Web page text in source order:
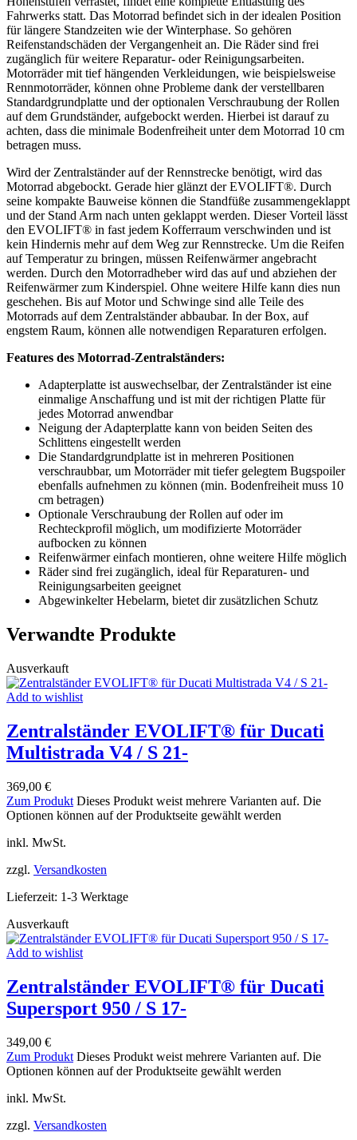
Fahrwerks statt. Das Motorrad befindet sich in der idealen Position
für längere Standzeiten wie der Winterphase. So gehören
Reifenstandschäden der Vergangenheit an. Die Räder sind frei
zugänglich für weitere Reparatur- oder Reinigungsarbeiten.
Motorräder mit tief hängenden Verkleidungen, wie beispielsweise
Rennmotorräder, können ohne Probleme dank der verstellbaren
Standardgrundplatte und der optionalen Verschraubung der Rollen
auf dem Grundständer, aufgebockt werden. Hierbei ist darauf zu
achten, dass die minimale Bodenfreiheit unter dem Motorrad 10 cm
betragen muss.
Wird der Zentralständer auf der Rennstrecke benötigt, wird das
Motorrad abgebockt. Gerade hier glänzt der EVOLIFT®. Durch
seine kompakte Bauweise können die Standfüße zusammengeklappt
und der Stand Arm nach unten geklappt werden. Dieser Vorteil lässt
den EVOLIFT® in fast jedem Kofferraum verschwinden und ist
kein Hindernis mehr auf dem Weg zur Rennstrecke. Um die Reifen
auf Temperatur zu bringen, müssen Reifenwärmer angebracht
werden. Durch den Motorradheber wird das auf und abziehen der
Reifenwärmer zum Kinderspiel. Ohne weitere Hilfe kann dies nun
geschehen. Bis auf Motor und Schwinge sind alle Teile des
Motorrads auf dem Zentralständer abbaubar. In der Box, auf
engstem Raum, können alle notwendigen Reparaturen erfolgen.
Features des Motorrad-Zentralständers:
Adapterplatte ist auswechselbar, der Zentralständer ist eine
einmalige Anschaffung und ist mit der richtigen Platte für
jedes Motorrad anwendbar
Neigung der Adapterplatte kann von beiden Seiten des
Schlittens eingestellt werden
Die Standardgrundplatte ist in mehreren Positionen
verschraubbar, um Motorräder mit tiefer gelegtem Bugspoiler
ebenfalls aufnehmen zu können (min. Bodenfreiheit muss 10
cm betragen)
Optionale Verschraubung der Rollen auf oder im
Rechteckprofil möglich, um modifizierte Motorräder
aufbocken zu können
Reifenwärmer einfach montieren, ohne weitere Hilfe möglich
Räder sind frei zugänglich, ideal für Reparaturen- und
Reinigungsarbeiten geeignet
Abgewinkelter Hebelarm, bietet dir zusätzlichen Schutz
Verwandte Produkte
Ausverkauft
Add to wishlist
Zentralständer EVOLIFT® für Ducati
Multistrada V4 / S 21-
369,00 €
Zum Produkt Dieses Produkt weist mehrere Varianten auf. Die
Optionen können auf der Produktseite gewählt werden
inkl. MwSt.
zzgl. Versandkosten
Lieferzeit: 1-3 Werktage
Ausverkauft
Add to wishlist
Zentralständer EVOLIFT® für Ducati
Supersport 950 / S 17-
349,00 €
Zum Produkt Dieses Produkt weist mehrere Varianten auf. Die
Optionen können auf der Produktseite gewählt werden
inkl. MwSt.
zzgl. Versandkosten